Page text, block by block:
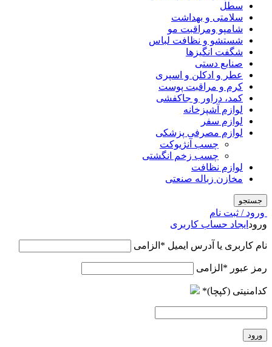
سطل
سلامتی و بهداشت
شامپو ومراقبت مو
شستشو و نظافت لباس
شگفت انگیزها
صنایع دستی
عطر و ادکلن و اسپری
کرم و مراقبت پوست
کمد، دراور و جاکفشی
لوازم آشپزخانه
لوازم سفر
لوازم مصرفی پزشکی
چسب آنژیوکت
چسب زخم انگشتی
لوازم نظافت
مخازن زباله صنعتی
جستجو
ورود / ثبت نام
ورود ایجاد حساب کاربری
نام کاربری یا آدرس ایمیل * الزامی
رمز عبور * الزامی
کدامنیتی (کپچا)*
ورود